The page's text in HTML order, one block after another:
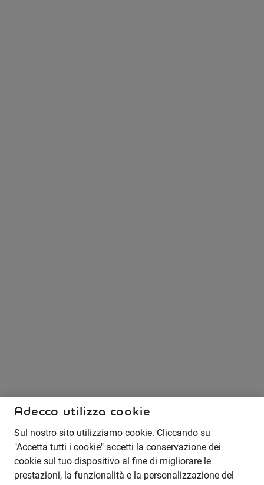
Adecco utilizza cookie
Sul nostro sito utilizziamo cookie. Cliccando su
"Accetta tutti i cookie" accetti la conservazione dei
cookie sul tuo dispositivo al fine di migliorare le
prestazioni, la funzionalità e la personalizzazione del